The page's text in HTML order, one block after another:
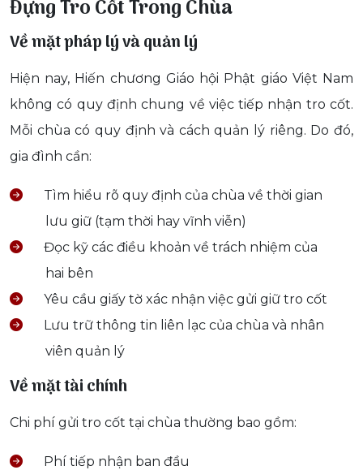
Đựng Tro Cốt Trong Chùa
Về mặt pháp lý và quản lý
Hiện nay, Hiến chương Giáo hội Phật giáo Việt Nam
không có quy định chung về việc tiếp nhận tro cốt.
Mỗi chùa có quy định và cách quản lý riêng. Do đó,
gia đình cần:
Tìm hiểu rõ quy định của chùa về thời gian
lưu giữ (tạm thời hay vĩnh viễn)
Đọc kỹ các điều khoản về trách nhiệm của
hai bên
Yêu cầu giấy tờ xác nhận việc gửi giữ tro cốt
Lưu trữ thông tin liên lạc của chùa và nhân
viên quản lý
Về mặt tài chính
Chi phí gửi tro cốt tại chùa thường bao gồm:
Phí tiếp nhận ban đầu